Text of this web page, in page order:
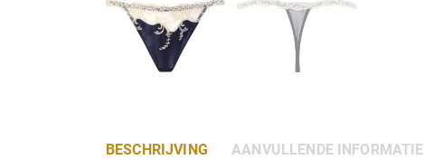
BESCHRIJVING AANVULLENDE INFORMATIE